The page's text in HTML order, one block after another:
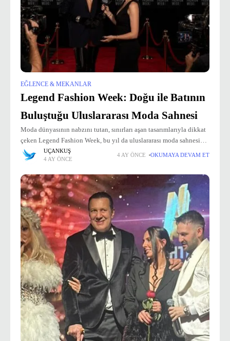
EĞLENCE & MEKANLAR
Legend Fashion Week: Doğu ile Batının
Buluştuğu Uluslararası Moda Sahnesi
Moda dünyasının nabzını tutan, sınırları aşan tasarımlarıyla dikkat
çeken Legend Fashion Week, bu yıl da uluslararası moda sahnesini
bir araya getiriyor. Organizasyonun sahibi ve aynı zamanda Legend
Fashion Magazine’in kurucusu
UÇANKUŞ
4 AY ÖNCE
4 AY ÖNCE OKUMAYA DEVAM ET